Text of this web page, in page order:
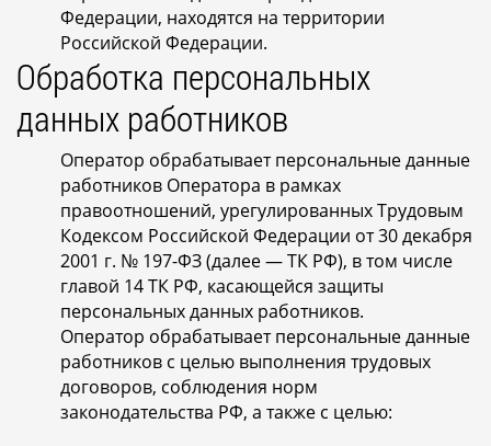
Федерации, находятся на территории
Российской Федерации.
Обработка персональных
данных работников
Оператор обрабатывает персональные данные
работников Оператора в рамках
правоотношений, урегулированных Трудовым
Кодексом Российской Федерации от 30 декабря
2001 г. № 197-ФЗ (далее — ТК РФ), в том числе
главой 14 ТК РФ, касающейся защиты
персональных данных работников.
Оператор обрабатывает персональные данные
работников с целью выполнения трудовых
договоров, соблюдения норм
законодательства РФ, а также с целью: